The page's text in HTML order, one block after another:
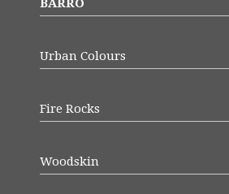
BARRO
Urban Colours
Fire Rocks
Woodskin